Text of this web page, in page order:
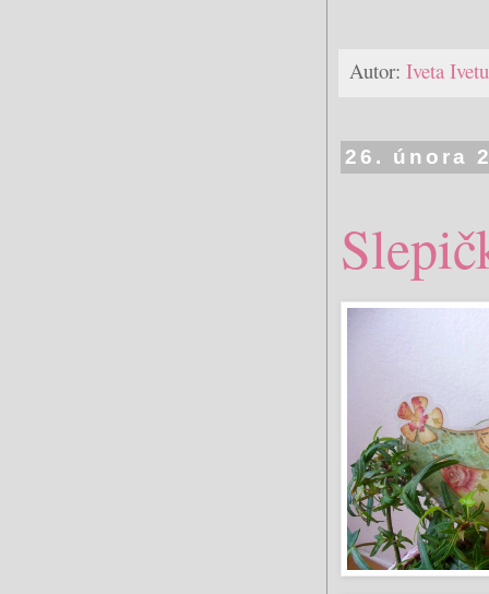
Autor: Iveta
26. února